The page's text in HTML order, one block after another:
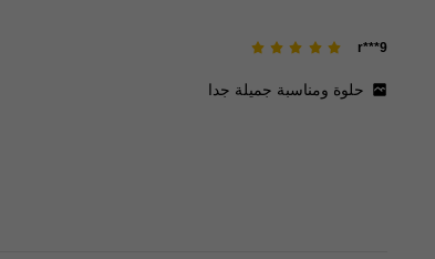
r***9
حلوة ومناسبة جميلة جدا